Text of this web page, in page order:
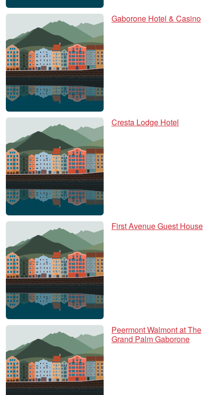
Gaborone Hotel & Casino
Cresta Lodge Hotel
First Avenue Guest House
Peermont Walmont at The
Grand Palm Gaborone